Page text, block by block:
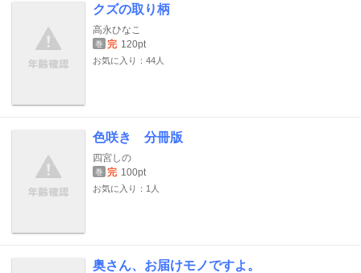
クズの取り柄
高永ひなこ
巻 完 120pt
お気に入り：44人
色咲き 分冊版
四宮しの
巻 完 100pt
お気に入り：1人
奥さん、お届けモノですよ。